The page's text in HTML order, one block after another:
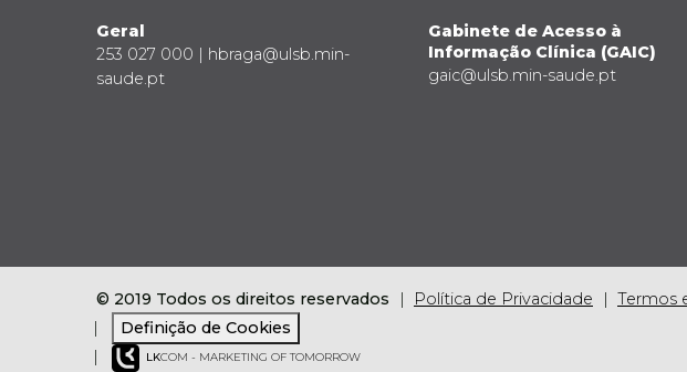
Geral
253 027 000 | hbraga@ulsb.min-
saude.pt
Gabinete de Acesso à
Informação Clínica (GAIC)
gaic@ulsb.min-saude.pt
© 2019 Todos os direitos reservados Política de Privacidade Termos
Definição de Cookies
LKCOM - MARKETING OF TOMORROW